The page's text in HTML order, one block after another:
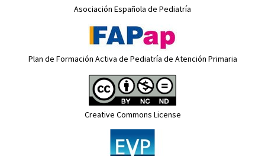
Asociación Española de Pediatría
Plan de Formación Activa de Pediatría de Atención Primaria
Creative Commons License